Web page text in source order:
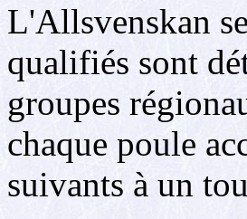
L'Allsvenskan
qualifiés sont
groupes
chaque poule
suivants à un